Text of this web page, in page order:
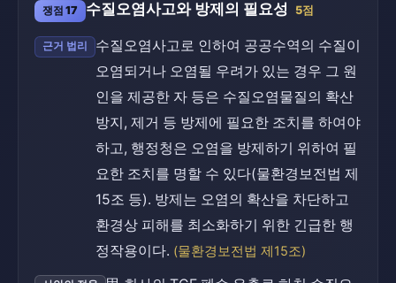
쟁점 17 수질오염사고와 방제의 필요성 5점
근거 법리
수질오염사고로 인하여 공공수역의 수질이
오염되거나 오염될 우려가 있는 경우 그 원
인을 제공한 자 등은 수질오염물질의 확산
방지, 제거 등 방제에 필요한 조치를 하여야
하고, 행정청은 오염을 방제하기 위하여 필
요한 조치를 명할 수 있다(물환경보전법 제
15조 등). 방제는 오염의 확산을 차단하고
환경상 피해를 최소화하기 위한 긴급한 행
정작용이다. (물환경보전법 제15조)